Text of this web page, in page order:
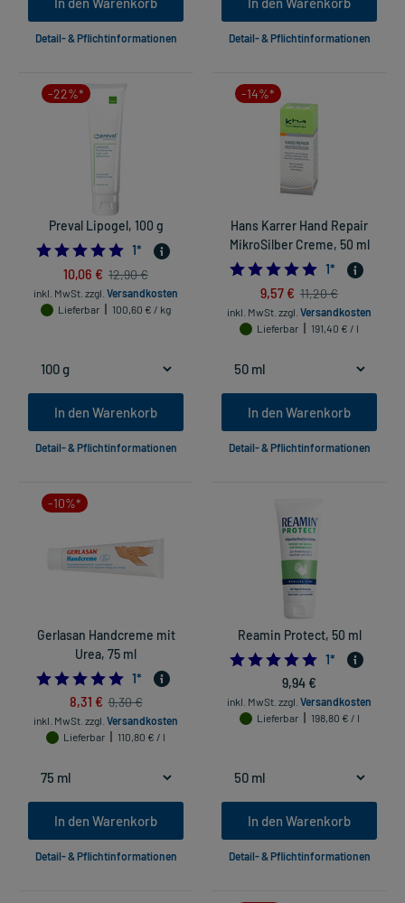
Detail- & Pflichtinformationen Detail- & Pflichtinformationen
-22%*
Preval Lipogel, 100 g
5.0
1*
10,06 € 12,90 €
inkl. MwSt. zzgl. Versandkosten
Lieferbar
100,60 € / kg
In den Warenkorb
Detail- & Pflichtinformationen
-14%*
Hans Karrer Hand Repair
MikroSilber Creme, 50 ml
5.0
1*
9,57 € 11,20 €
inkl. MwSt. zzgl. Versandkosten
Lieferbar
191,40 € / l
In den Warenkorb
Detail- & Pflichtinformationen
-10%*
Gerlasan Handcreme mit
Urea, 75 ml
5.0
1*
8,31 € 9,30 €
inkl. MwSt. zzgl. Versandkosten
Lieferbar
110,80 € / l
In den Warenkorb
Detail- & Pflichtinformationen
Reamin Protect, 50 ml
5.0
1*
9,94 €
inkl. MwSt. zzgl. Versandkosten
Lieferbar
198,80 € / l
In den Warenkorb
Detail- & Pflichtinformationen